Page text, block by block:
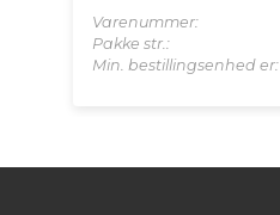
Varenummer:
Pakke str.:
Min. bestillingsenhed er: